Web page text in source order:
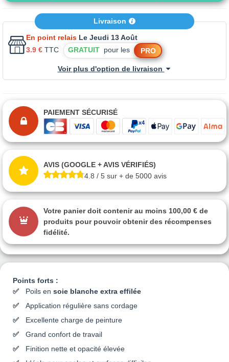
Points forts :
Poils en soie blanche extra effilée
Application régulière sans cordage
Excellente charge de peinture
Grand confort de travail
Finition nette et opacité élevée
Livraison
En point relais Le Jeudi 13 Août
3.9 € TTC GRATUIT pour les PRO
Voir plus d'option de livraison
PAIEMENT SÉCURISÉ
AVIS (GOOGLE + AVIS VÉRIFIÉS)
4.8 / 5 sur + de 5000 avis
Votre panier doit contenir au moins 100,00 € de
produits pour pouvoir obtenir des récompenses
fidélité.